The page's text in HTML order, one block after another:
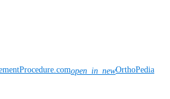
open_in_newOrthoPedia